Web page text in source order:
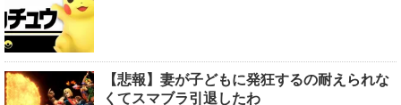
【悲報】妻が子どもに発狂するの耐えられな
くてスマブラ引退したわ